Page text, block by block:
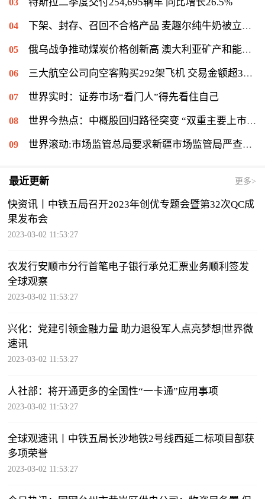
下架、封存、召回不合格产品 麦趣尔纯牛奶被立案调查
俄乌战争推动煤炭价格创新高 澳大利亚矿产和能源出口收入将增长
三大航空公司向空客购买292架飞机 交易金额超372亿美元
世界实时：证券市场“看门人”得先看住自己
世界今热点：中概股回归路径突变 “双重主要上市”渐成主流
世界滚动:市场监管总局要求新疆市场监管局严查麦趣尔纯牛奶检出丙二醇问题
最近更新 更多>
快资讯丨中铁五局召开2023年创优专题会暨第32次QC成
果发布会
2023-03-02 11:53:27
农发行安顺市分行首笔电子银行承兑汇票业务顺利签发
全球观察
2023-03-02 11:53:27
兴化：党建引领金融力量 助力退役军人点亮梦想|世界微
速讯
2023-03-02 11:53:27
人社部：将开通更多的全国性“一卡通”应用事项
2023-03-02 11:53:27
全球观速讯丨中铁五局长沙地铁2号线西延二标项目部获
多项荣誉
2023-03-02 11:53:27